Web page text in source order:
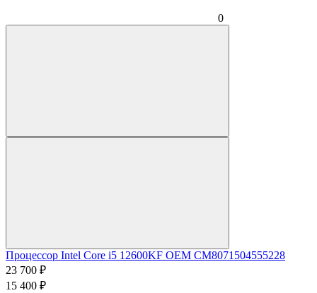
0
Процессор Intel Core i5 12600KF OEM CM8071504555228
23 700 ₽
15 400 ₽